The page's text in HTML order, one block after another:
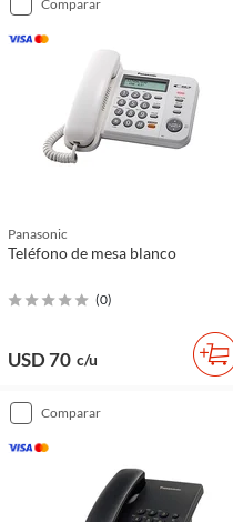
comparar
Panasonic
Teléfono de mesa blanco
(0)
USD 70 c/u
comparar